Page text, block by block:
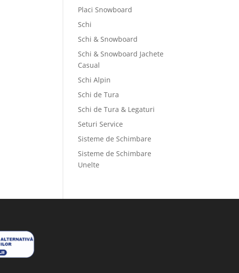
Placi Snowboard
Schi
Schi & Snowboard
Schi & Snowboard Jachete
Casual
Schi Alpin
Schi de Tura
Schi de Tura & Legaturi
Seturi Service
Sisteme de Schimbare
Sisteme de Schimbare
Unelte